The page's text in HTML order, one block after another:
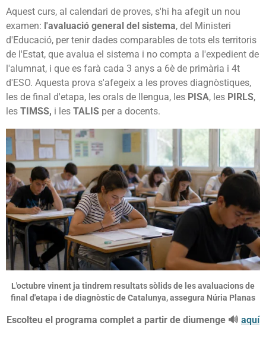
Aquest curs, al calendari de proves, s'hi ha afegit un nou
examen: l'avaluació general del sistema, del Ministeri
d'Educació, per tenir dades comparables de tots els territoris
de l'Estat, que avalua el sistema i no compta a l'expedient de
l'alumnat, i que es farà cada 3 anys a 6è de primària i 4t
d'ESO. Aquesta prova s'afegeix a les proves diagnòstiques,
les de final d'etapa, les orals de llengua, les PISA, les PIRLS,
les TIMSS, i les TALIS per a docents.
L'octubre vinent ja tindrem resultats sòlids de les avaluacions de
final d'etapa i de diagnòstic de Catalunya, assegura Núria Planas
Escolteu el programa complet a partir de diumenge 🔊 aquí